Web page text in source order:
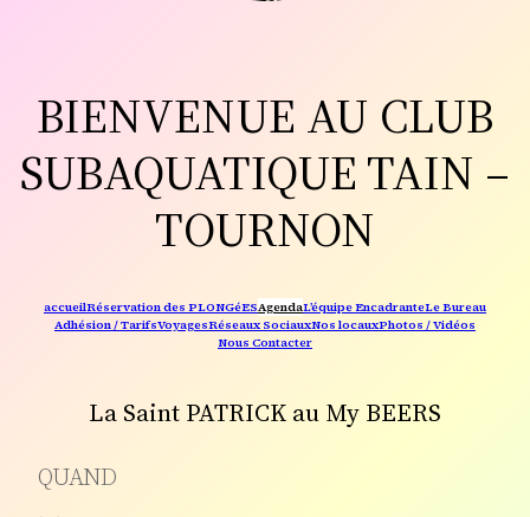
BIENVENUE AU CLUB
SUBAQUATIQUE TAIN –
TOURNON
accueilRéservation des PLONGéESAgendaL’équipe EncadranteLe Bureau
Adhésion / TarifsVoyagesRéseaux SociauxNos locauxPhotos / Vidéos
Nous Contacter
La Saint PATRICK au My BEERS
QUAND